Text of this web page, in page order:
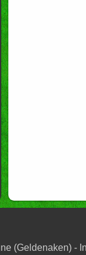
(Geldenaken) -